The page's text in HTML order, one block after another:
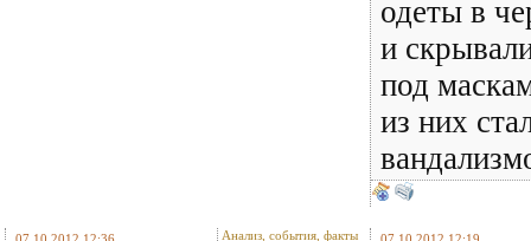
одеты в
и
под
из них
07.10.2012 12:36 Анализ, события, факты 07.10.2012 12:19